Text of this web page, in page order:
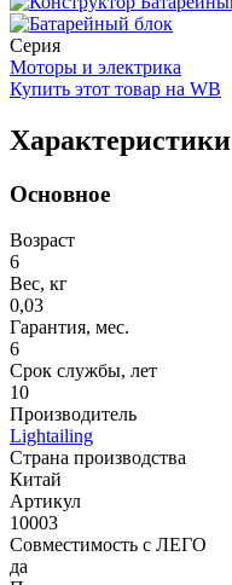
Серия
Моторы и электрика
Купить этот товар на WB
Характеристики
Основное
Возраст
6
Вес, кг
0,03
Гарантия, мес.
6
Срок службы, лет
10
Производитель
Lightailing
Страна производства
Китай
Артикул
10003
Совместимость с ЛЕГО
да